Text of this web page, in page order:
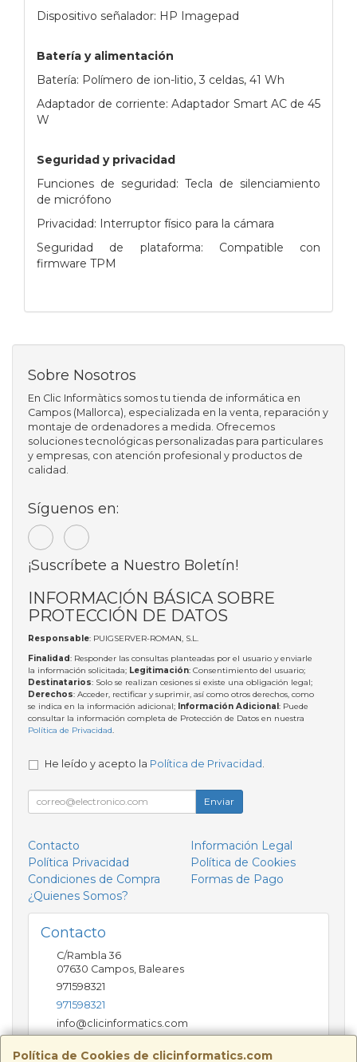
Dispositivo señalador: HP Imagepad
Batería y alimentación
Batería: Polímero de ion-litio, 3 celdas, 41 Wh
Adaptador de corriente: Adaptador Smart AC de 45
W
Seguridad y privacidad
Funciones de seguridad: Tecla de silenciamiento
de micrófono
Privacidad: Interruptor físico para la cámara
Seguridad de plataforma: Compatible con
firmware TPM
Política de Cookies de clicinformatics.com
Sobre Nosotros
En Clic Informàtics somos tu tienda de informática en
Campos (Mallorca), especializada en la venta, reparación y
montaje de ordenadores a medida. Ofrecemos
soluciones tecnológicas personalizadas para particulares
y empresas, con atención profesional y productos de
calidad.
Síguenos en:
¡Suscríbete a Nuestro Boletín!
INFORMACIÓN BÁSICA SOBRE
PROTECCIÓN DE DATOS
Responsable: PUIGSERVER-ROMAN, S.L.
Finalidad: Responder las consultas planteadas por el usuario y enviarle
la información solicitada; Legitimación: Consentimiento del usuario;
Destinatarios: Solo se realizan cesiones si existe una obligación legal;
Derechos: Acceder, rectificar y suprimir, así como otros derechos, como
se indica en la información adicional; Información Adicional: Puede
consultar la información completa de Protección de Datos en nuestra
Política de Privacidad.
He leído y acepto la Política de Privacidad
Enviar
Contacto
Información Legal
Política Privacidad
Política de Cookies
Condiciones de Compra
Formas de Pago
¿Quienes Somos?
Contacto
C/Rambla 36
07630 Campos Baleares
971598321
971598321
info@clicinformatics.com